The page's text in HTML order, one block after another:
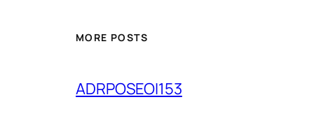
MORE POSTS
ADRPOSEOI153